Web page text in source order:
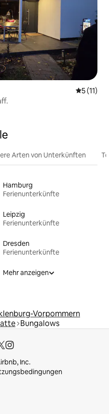
5 (11)
Arten von Unterkünften
Hamburg
Ferienunterkünfte
Leipzig
Ferienunterkünfte
Dresden
Ferienunterkünfte
Mehr anzeigen
Vorpommern
Bungalows
Inc.